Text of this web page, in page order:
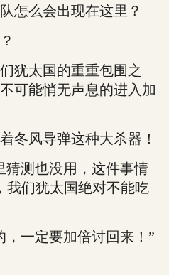
怎么会出现在这里？
太国的重重包围之
可能悄无声息的进入加
风导弹这种大杀器！
测也没用，这件事情
我们犹太国绝对不能吃
一定要加倍讨回来！”